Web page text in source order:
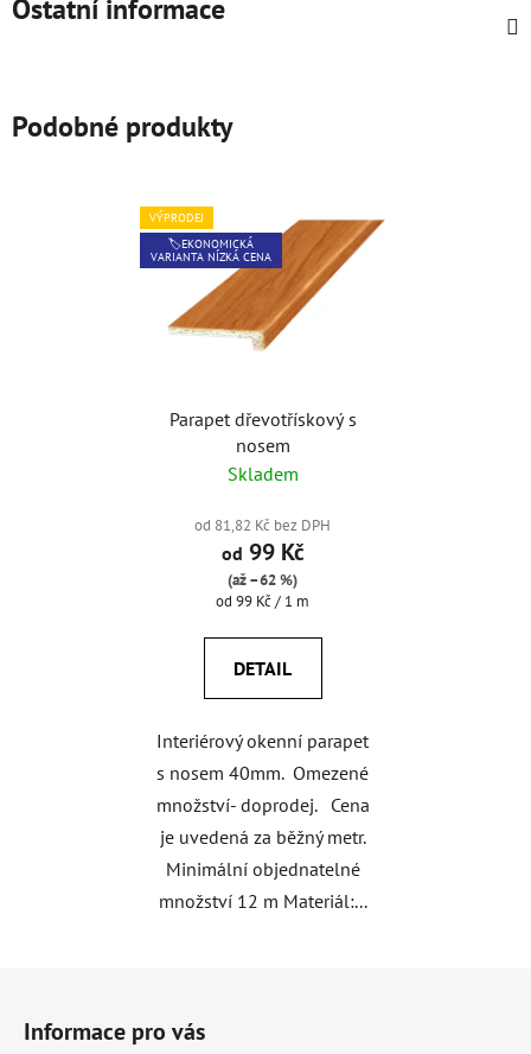
Ostatní informace
Podobné produkty
VÝPRODEJ
🏷️EKONOMICKÁ
VARIANTA NÍZKÁ CENA
Parapet dřevotřískový s
nosem
Skladem
od 81,82 Kč bez DPH
od 99 Kč
(až –62 %)
Měrná
od 99 Kč / 1 m
DETAIL
Interiérový okenní parapet
s nosem 40mm. Omezené
množství- doprodej. Cena
je uvedená za běžný metr.
Minimální objednatelné
množství 12 m Materiál:...
Informace pro vás